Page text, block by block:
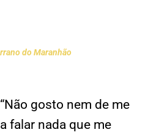
do Maranhão
gosto nem de me
falar nada que me